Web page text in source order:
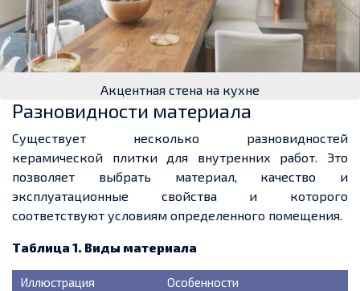
Акцентная стена на кухне
Разновидности материала
Существует несколько разновидностей
керамической плитки для внутренних работ. Это
позволяет выбрать материал, качество и
эксплуатационные свойства и которого
соответствуют условиям определенного помещения.
Таблица 1. Виды материала
Иллюстрация Особенности